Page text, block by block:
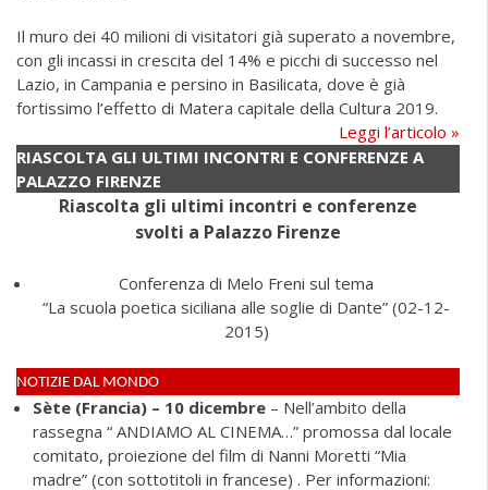
Il muro dei 40 milioni di visitatori già superato a novembre,
con gli incassi in crescita del 14% e picchi di successo nel
Lazio, in Campania e persino in Basilicata, dove è già
fortissimo l’effetto di Matera capitale della Cultura 2019.
Leggi l’articolo »
RIASCOLTA GLI ULTIMI INCONTRI E CONFERENZE A
PALAZZO FIRENZE
Riascolta gli ultimi incontri e conferenze
svolti a Palazzo Firenze
Conferenza di Melo Freni sul tema
“La scuola poetica siciliana alle soglie di Dante” (02-12-
2015)
NOTIZIE DAL MONDO
Sète (Francia) – 10 dicembre – Nell’ambito della
rassegna “ ANDIAMO AL CINEMA…” promossa dal locale
comitato, proiezione del film di Nanni Moretti “Mia
madre” (con sottotitoli in francese) . Per informazioni: